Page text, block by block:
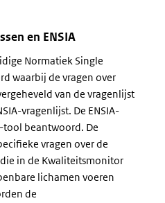
en ENSIA
Normatiek Single
waarbij de vragen over
van de vragenlijst
vragenlijst. De ENSIA-
tool beantwoord. De
vragen over de
in de Kwaliteitsmonitor
lichamen voeren
de